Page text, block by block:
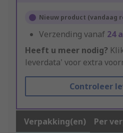
Nieuw product (vandaag
Verzending vanaf 24
Heeft u meer nodig?
leverdata' voor extra
Controleer
Verpakking(en) Per